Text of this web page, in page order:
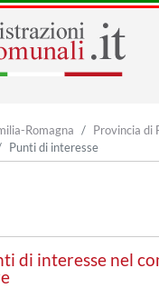
Romagna
Provincia di
Punti di interesse
di interesse nel